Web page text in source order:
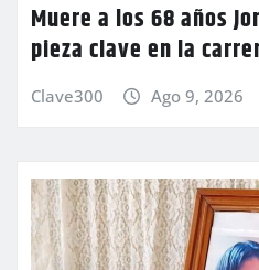
Muere a los 68 años
pieza clave en la
Clave300 Ago 9, 2026